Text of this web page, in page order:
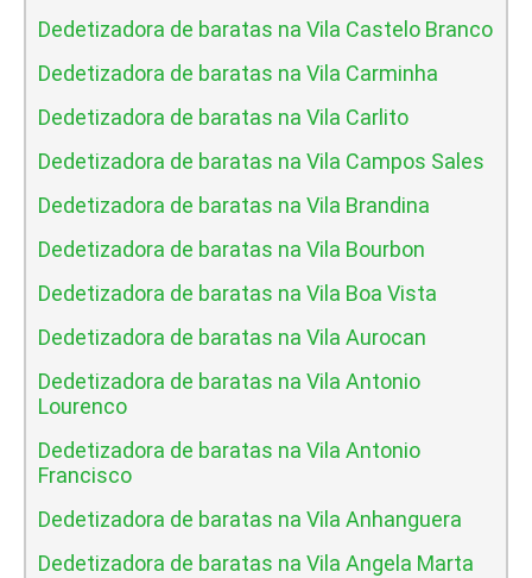
Dedetizadora de baratas na Vila Castelo Branco
Dedetizadora de baratas na Vila Carminha
Dedetizadora de baratas na Vila Carlito
Dedetizadora de baratas na Vila Campos Sales
Dedetizadora de baratas na Vila Brandina
Dedetizadora de baratas na Vila Bourbon
Dedetizadora de baratas na Vila Boa Vista
Dedetizadora de baratas na Vila Aurocan
Dedetizadora de baratas na Vila Antonio
Lourenco
Dedetizadora de baratas na Vila Antonio
Francisco
Dedetizadora de baratas na Vila Anhanguera
Dedetizadora de baratas na Vila Angela Marta